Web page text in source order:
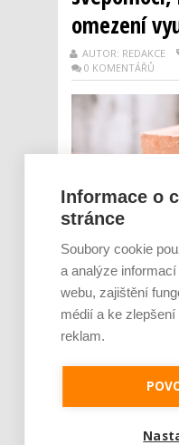
omezení
AUTOR: REDAKCE
0 KOMENTÁŘŮ
Bezpečností
s koronavirem v
dotýkají zatím jen
takových případů
materiálů Ytong,
Informace o
stránce
Soubory cookie
a analýze
webu, zajištění
médií a ke
reklam.